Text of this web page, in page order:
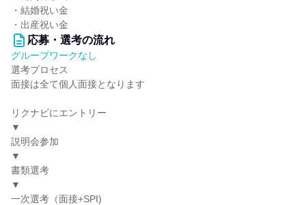
・結婚祝い金
・出産祝い金
応募・選考の流れ
グループワークなし
選考プロセス
面接は全て個人面接となります
リクナビにエントリー
▼
説明会参加
▼
書類選考
▼
一次選考（面接+SPI)